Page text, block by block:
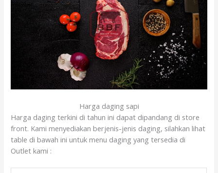
Harga daging sapi
Harga daging terkini di tahun ini dapat dipandang di store
front. Kami menyediakan berjenis-jenis daging, silahkan lihat
table di bawah ini untuk menu daging yang tersedia di
Outlet kami :